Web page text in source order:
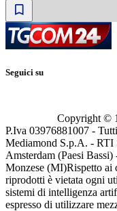
Seguici su
Copyright ©
P.Iva 03976881007 -
Mediamond S.p.A. - RTI
Amsterdam (Paesi
Monzese (MI)Rispetto ai
riprodotti è vietata ogni
sistemi di intelligenza
espresso di utilizzare